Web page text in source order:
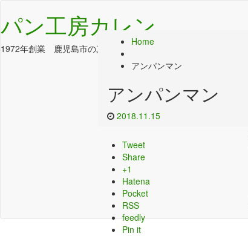
パン工房カレン
1972年創業 鹿児島市の真砂本町のパン屋さんです
Home
アンパンマン
アンパンマン
2018.11.15
Tweet
Share
+1
Hatena
Pocket
RSS
feedly
Pin it